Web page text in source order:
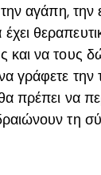
αγάπη, την
και να τους
την
πρέπει να
τη